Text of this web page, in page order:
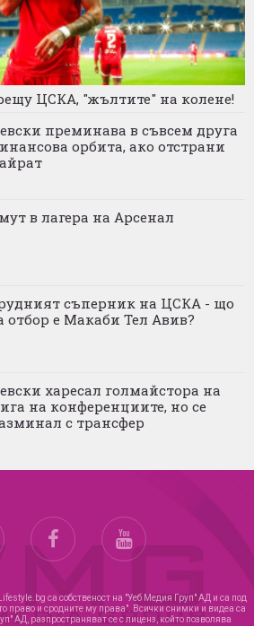
ЦСКА, "жълтите" на колене!
преминава в съвсем друга
орбита, ако отстрани
в лагера на Арсенал
съперник на ЦСКА - що
отбор е Макаби Тел Авив?
харесал голмайстора на
на конференциите, но се
с трансфер
са собственост на "Уеб Медия Груп" АД и са под
право и сродните му права". Всички снимки и видеа са
АД, разпространяват се с лиценз, който позволява